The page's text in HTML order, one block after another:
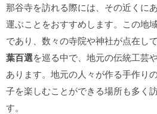
那谷寺を訪れる際には、その近くに
運ぶことをおすすめします。この地
であり、数々の寺院や神社が点在し
葉百選を巡る中で、地元の伝統工芸
あります。地元の人々が作る手作り
子を楽しむことができる場所も多く
す。